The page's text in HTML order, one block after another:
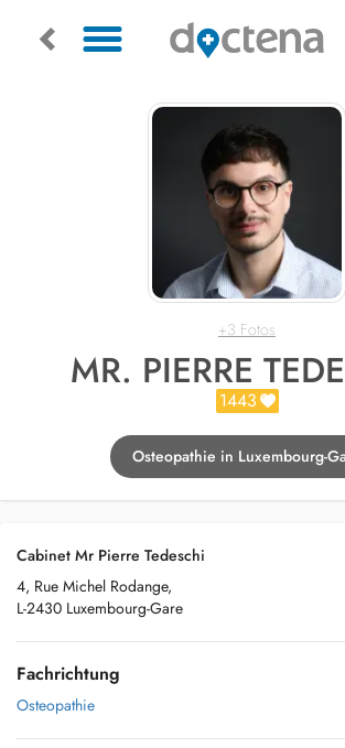
+3 Fotos
MR. PIERRE
1443
Osteopathie in Luxembourg-
Cabinet Mr Pierre Tedeschi
4, Rue Michel Rodange,
L-2430 Luxembourg-Gare
Fachrichtung
Osteopathie